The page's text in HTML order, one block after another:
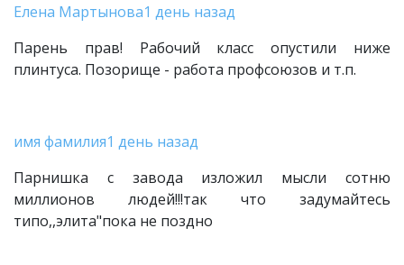
Елена Мартынова1 день назад
Парень прав! Рабочий класс опустили ниже
плинтуса. Позорище - работа профсоюзов и т.п.
имя фамилия1 день назад
Парнишка с завода изложил мысли сотню
миллионов людей!!!так что задумайтесь
типо,,элита"пока не поздно